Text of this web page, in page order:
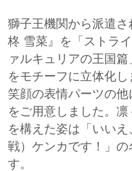
獅子王機関から派遣
柊 雪菜』を「ストラ
ァルキュリアの王国
をモチーフに立体化し
笑顔の表情パーツの
をご用意しました。凛
を構えた姿は「いい
戦）ケンカです！」
す。